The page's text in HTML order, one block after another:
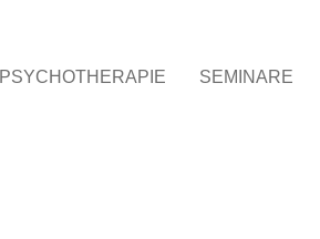
PSYCHOTHERAPIE SEMINARE